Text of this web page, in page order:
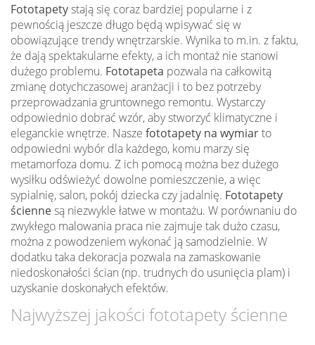
Fototapetystają się coraz bardziej popularne i z
pewnością jeszcze długo będą wpisywać się w
obowiązujące trendy wnętrzarskie. Wynika to m.in. z faktu,
że dają spektakularne efekty, a ich montaż nie stanowi
dużego problemu. Fototapeta pozwala na całkowitą
zmianę dotychczasowej aranżacji i to bez potrzeby
przeprowadzania gruntownego remontu. Wystarczy
odpowiednio dobrać wzór, aby stworzyć klimatyczne i
eleganckie wnętrze. Nasze fototapety na wymiarto
odpowiedni wybór dla każdego, komu marzy się
metamorfoza domu. Z ich pomocą można bez dużego
wysiłku odświeżyć dowolne pomieszczenie, a więc
sypialnię, salon, pokój dziecka czy jadalnię. Fototapety
ściennesą niezwykle łatwe w montażu. W porównaniu do
zwykłego malowania praca nie zajmuje tak dużo czasu,
można z powodzeniem wykonać ją samodzielnie. W
dodatku taka dekoracja pozwala na zamaskowanie
niedoskonałości ścian (np. trudnych do usunięcia plam) i
uzyskanie doskonałych efektów.
Najwyższej jakości fototapety ścienne